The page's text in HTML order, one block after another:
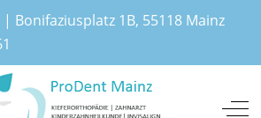
Bonifaziusplatz 1B, 55118 Mainz